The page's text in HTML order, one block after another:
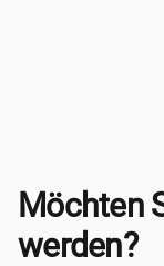
Möchten
werden?